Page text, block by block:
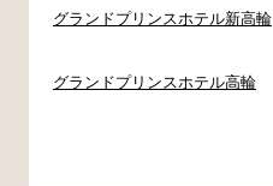
グランドプリンスホテル新高輪
グランドプリンスホテル高輪